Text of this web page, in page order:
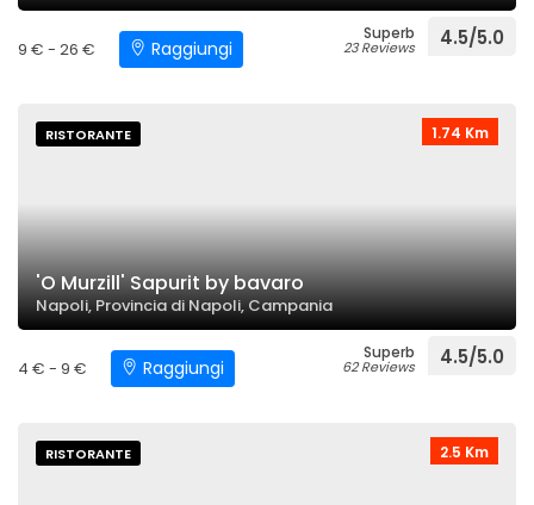
9 € - 26 € Raggiungi
Superb
23 Reviews 4.5/5.0
1.74 Km
RISTORANTE
'O Murzill' Sapurit by bavaro
Napoli, Provincia di Napoli, Campania
4 € - 9 € Raggiungi
Superb
62 Reviews 4.5/5.0
2.5 Km
RISTORANTE